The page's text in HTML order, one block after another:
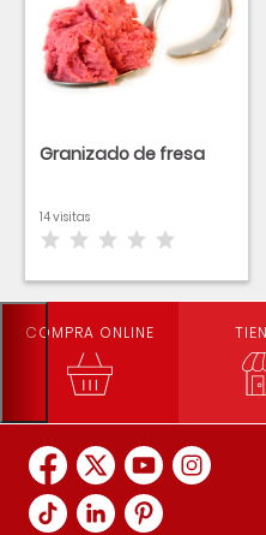
Granizado de fresa
14 visitas
COMPRA ONLINE